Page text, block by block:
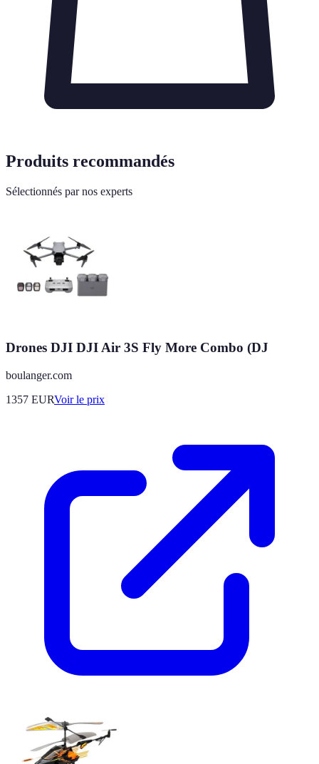
Produits recommandés
Sélectionnés par nos experts
Drones DJI DJI Air 3S Fly More Combo (DJ
boulanger.com
1357 EURVoir le prix